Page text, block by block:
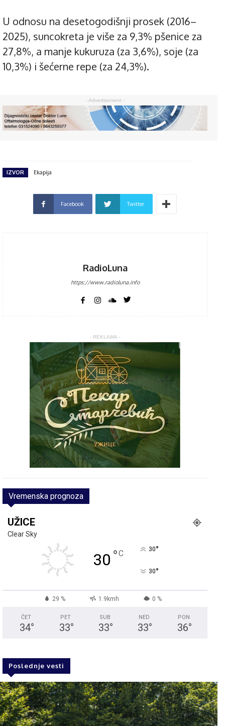
U odnosu na desetogodišnji prosek (2016–
2025), suncokreta je više za 9,3% pšenice za
27,8%, a manje kukuruza (za 3,6%), soje (za
10,3%) i šećerne repe (za 24,3%).
- Advertisement -
IZVOR Ekapija
Facebook Twitter
RadioLuna
https://www.radioluna.info
- REKLAMA -
Vremenska prognoza
UŽICE
Clear Sky
30 °C 30°
30°
29 % 1.9kmh 0 %
ČET
34°
PET
33°
SUB
33°
NED
33°
PON
36°
Poslednje vesti